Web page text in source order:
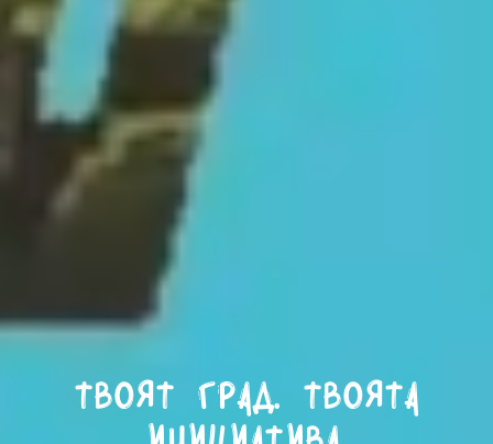
Твоят град. Твоята